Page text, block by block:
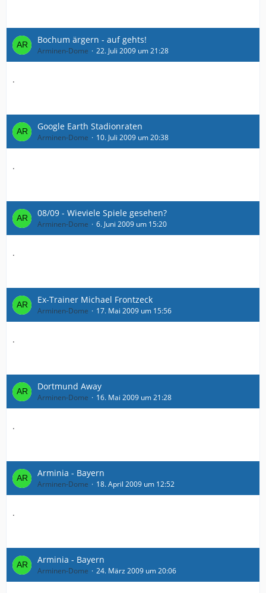
Bochum ärgern - auf gehts!
Arminen-Dome 22. Juli 2009 um 21:28
.
Google Earth Stadionraten
Arminen-Dome 10. Juli 2009 um 20:38
.
08/09 - Wieviele Spiele gesehen?
Arminen-Dome 6. Juni 2009 um 15:20
.
Ex-Trainer Michael Frontzeck
Arminen-Dome 17. Mai 2009 um 15:56
.
Dortmund Away
Arminen-Dome 16. Mai 2009 um 21:28
.
Arminia - Bayern
Arminen-Dome 18. April 2009 um 12:52
.
Arminia - Bayern
Arminen-Dome 24. März 2009 um 20:06